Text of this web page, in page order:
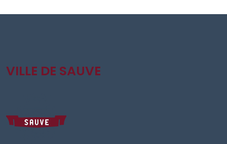
VILLE DE SAUVE